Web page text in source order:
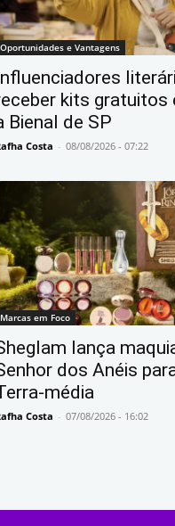
Oportunidades e Vantagens
kits gratuitos
Bienal de SP
Costa - 08/08/2026 - 07:22
Marcas em Foco
lança
dos Anéis
média
Costa - 07/08/2026 - 16:02